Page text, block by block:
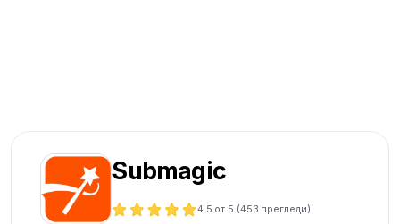
Submagic
4.5 от 5 (453 прегледи)